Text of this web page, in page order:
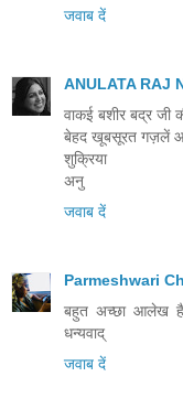
जवाब दें
ANULATA RAJ
वाकई बशीर बद्र जी
बेहद खूबसूरत गज़लें
शुक्रिया
अनु
जवाब दें
Parmeshwari
बहुत अच्छा आलेख
धन्यवाद्
जवाब दें